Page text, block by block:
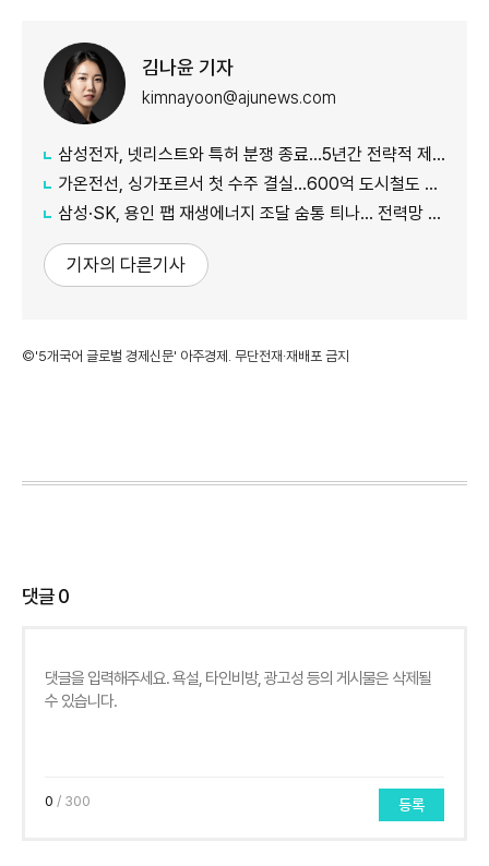
김나윤 기자
kimnayoon@ajunews.com
삼성전자, 넷리스트와 특허 분쟁 종료…5년간 전략적 제휴
가온전선, 싱가포르서 첫 수주 결실…600억 도시철도 케이블 공급
삼성·SK, 용인 팹 재생에너지 조달 숨통 틔나… 전력망 확충에 에너지 리스크 완화 기대
기자의 다른기사
©'5개국어 글로벌 경제신문' 아주경제. 무단전재·재배포 금지
댓글0
0 / 300 등록